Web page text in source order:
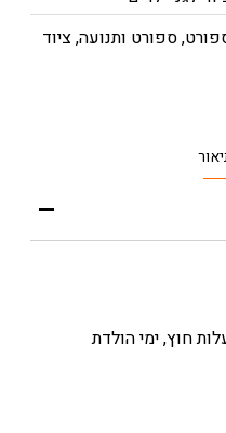
,ספורט ותנועה,ציוד
חוץ, ימי הולדת